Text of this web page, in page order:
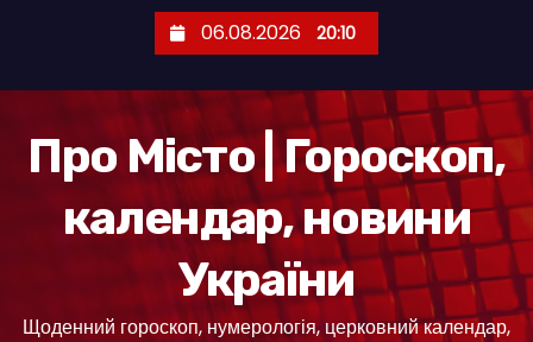
06.08.2026 20:10
Про Місто | Гороскоп,
календар, новини
України
Щоденний гороскоп, нумерологія, церковний календар,